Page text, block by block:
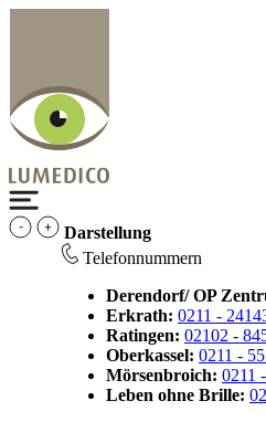
Darstellung
Telefonnummern
Derendorf/ OP
Erkrath: 0211 -
Ratingen: 02102 -
Oberkassel: 0211 -
Mörsenbroich: 0211
Leben ohne Brille: